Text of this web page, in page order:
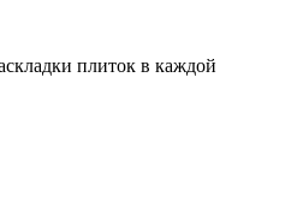
плиток в каждой